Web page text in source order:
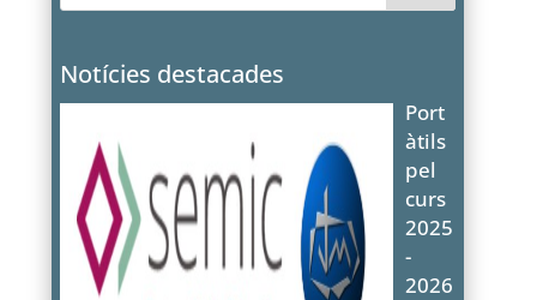
Notícies destacades
Port
àtils
pel
curs
2025
-
2026